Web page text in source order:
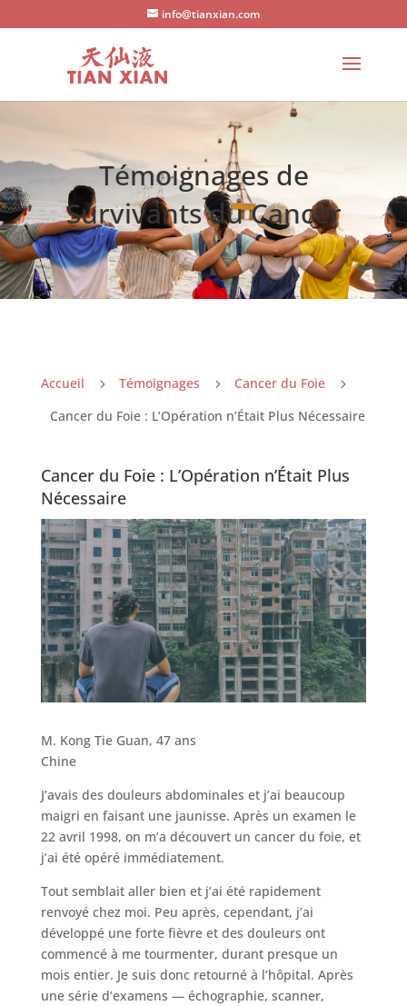
info@tianxian.com
Témoignages de
Survivants du Cancer
Accueil 5 Témoignages 5 Cancer du Foie 5
Cancer du Foie : L’Opération n’Était Plus Nécessaire
Cancer du Foie : L’Opération n’Était Plus
Nécessaire
M. Kong Tie Guan, 47 ans
Chine
J’avais des douleurs abdominales et j’ai beaucoup
maigri en faisant une jaunisse. Après un examen le
22 avril 1998, on m’a découvert un cancer du foie, et
j’ai été opéré immédiatement.
Tout semblait aller bien et j’ai été rapidement
renvoyé chez moi. Peu après, cependant, j’ai
développé une forte fièvre et des douleurs ont
commencé à me tourmenter, durant presque un
mois entier. Je suis donc retourné à l’hôpital. Après
une série d’examens — échographie, scanner,